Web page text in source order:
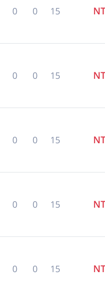
0 0 15
0 0 15
0 0 15
0 0 15
0 0 15